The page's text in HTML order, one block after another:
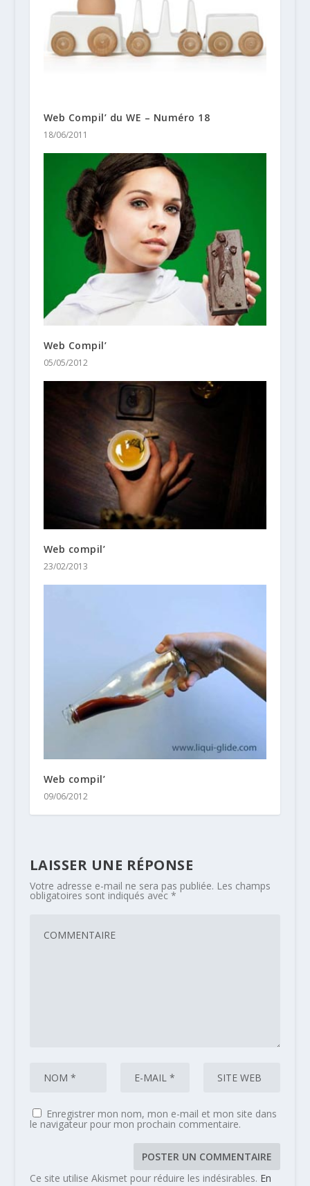
Web Compil’ du WE – Numéro 18
18/06/2011
Web Compil’
05/05/2012
Web compil’
23/02/2013
Web compil’
09/06/2012
LAISSER UNE RÉPONSE
Votre adresse e-mail ne sera pas publiée. Les champs
obligatoires sont indiqués avec *
Enregistrer mon nom, mon e-mail et mon site dans
le navigateur pour mon prochain commentaire.
Ce site utilise Akismet pour réduire les indésirables. En